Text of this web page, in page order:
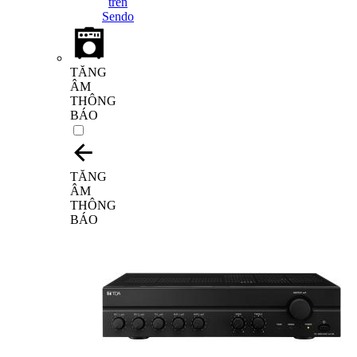
TĂNG
ÂM
THÔNG
BÁO
TĂNG
ÂM
THÔNG
BÁO